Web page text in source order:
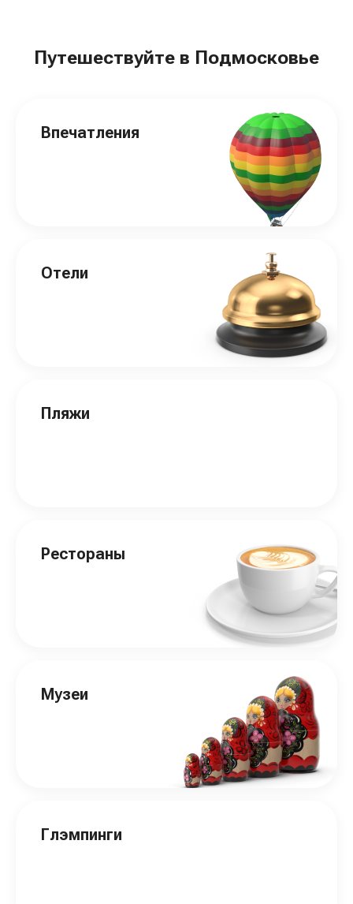
Путешествуйте в Подмосковье
Впечатления
Отели
Пляжи
Рестораны
Музеи
Глэмпинги